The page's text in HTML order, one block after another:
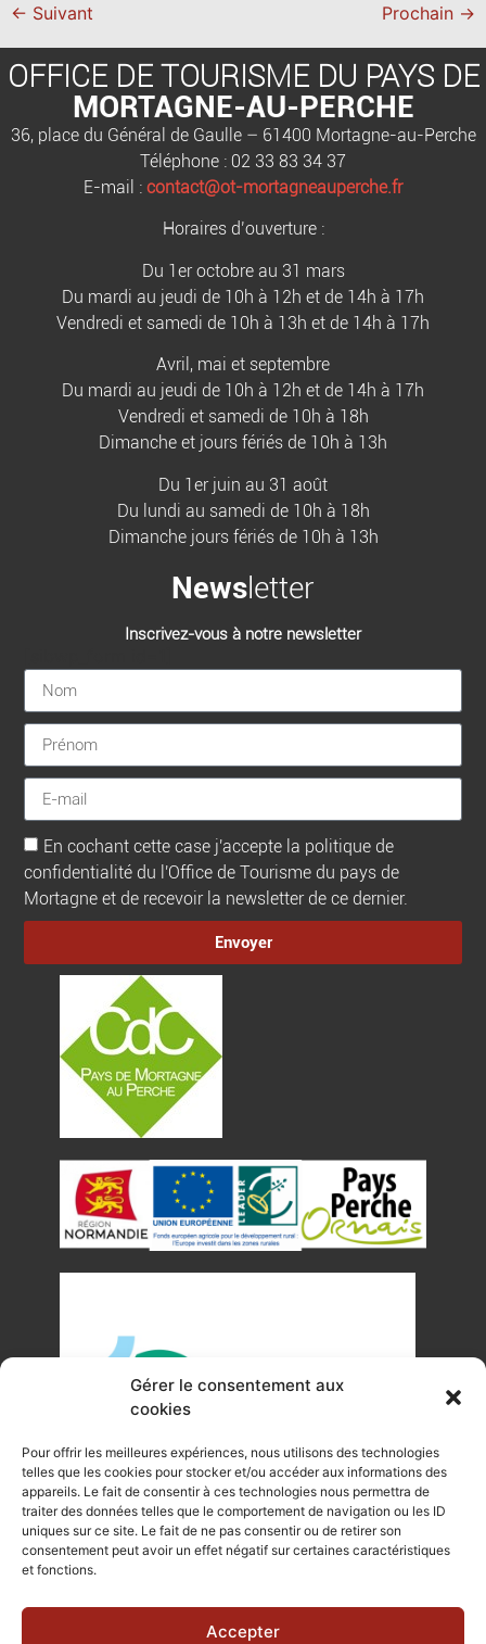
Gérer le consentement aux
cookies
Pour offrir les meilleures expériences, nous utilisons des technologies
telles que les cookies pour stocker et/ou accéder aux informations des
appareils. Le fait de consentir à ces technologies nous permettra de
traiter des données telles que le comportement de navigation ou les ID
uniques sur ce site. Le fait de ne pas consentir ou de retirer son
consentement peut avoir un effet négatif sur certaines caractéristiques
et fonctions.
Accepter
← Suivant Prochain →
OFFICE DE TOURISME DU PAYS DE
MORTAGNE-AU-PERCHE
36, place du Général de Gaulle – 61400 Mortagne-au-Perche
Téléphone : 02 33 83 34 37
E-mail : contact@ot-mortagneauperche.fr
Horaires d’ouverture :
Du 1er octobre au 31 mars
Du mardi au jeudi de 10h à 12h et de 14h à 17h
Vendredi et samedi de 10h à 13h et de 14h à 17h
Avril, mai et septembre
Du mardi au jeudi de 10h à 12h et de 14h à 17h
Vendredi et samedi de 10h à 18h
Dimanche et jours fériés de 10h à 13h
Du 1er juin au 31 août
Du lundi au samedi de 10h à 18h
Dimanche jours fériés de 10h à 13h
Newsletter
Inscrivez-vous à notre newsletter
En cochant cette case j'accepte la politique de
confidentialité du l'Office de Tourisme du pays de
Mortagne et de recevoir la newsletter de ce dernier.
Envoyer
©Tous droits réservés Office de Tourisme du Pays de
Plan du site
Site internet réalisé par Je